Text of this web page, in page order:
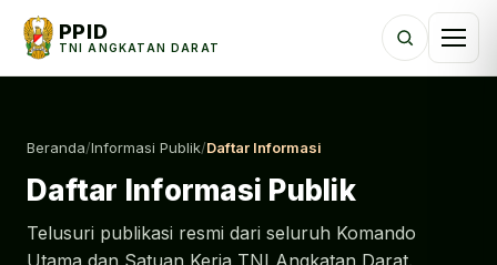
PPID
TNI ANGKATAN DARAT
Beranda/Informasi Publik/Daftar Informasi
Daftar Informasi Publik
Telusuri publikasi resmi dari seluruh Komando
Utama dan Satuan Kerja TNI Angkatan Darat.